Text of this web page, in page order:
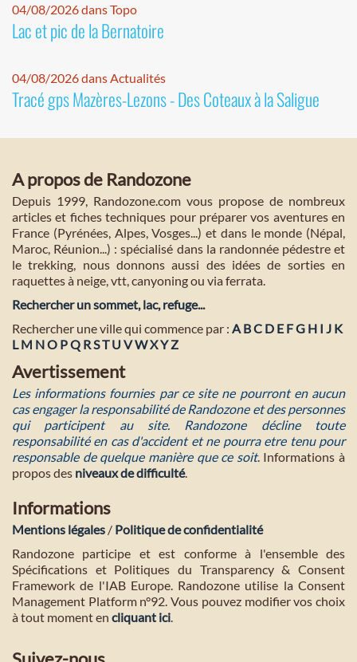
04/08/2026 dans Topo
Lac et pic de la Bernatoire
04/08/2026 dans Actualités
Tracé gps Mazères-Lezons - Des Coteaux à la Saligue
A propos de Randozone
Depuis 1999, Randozone.com vous propose de nombreux
articles et fiches techniques pour préparer vos aventures en
France (Pyrénées, Alpes, Vosges...) et dans le monde (Népal,
Maroc, Réunion...) : spécialisé dans la randonnée pédestre et
le trekking, nous donnons aussi des idées de sorties en
raquettes à neige, vtt, canyoning ou via ferrata.
Rechercher un sommet, lac, refuge...
Rechercher une ville qui commence par : A BC D E FG H I J K
L M NO PQ RST U VWXYZ
Avertissement
Les informations fournies par ce site ne pourront en aucun
cas engager la responsabilité de Randozone et des personnes
qui participent au site. Randozone décline toute
responsabilité en cas d'accident et ne pourra etre tenu pour
responsable de quelque manière que ce soit. Informations à
propos des niveaux de difficulté.
Informations
Mentions légales / Politique de confidentialité
Randozone participe et est conforme à l'ensemble des
Spécifications et Politiques du Transparency & Consent
Framework de l'IAB Europe. Randozone utilise la Consent
Management Platform n°92. Vous pouvez modifier vos choix
à tout moment en cliquant ici.